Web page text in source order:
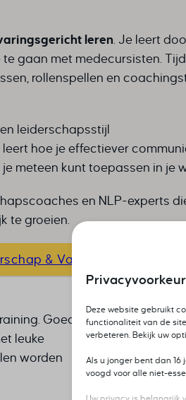
leren. Je leert
gaan met medecursisten.
rollenspellen en
leiderschapsstijl
hoe je effectiever
meteen kunt toepassen in je
en NLP-experts
te groeien.
& Vaardigheden
Goede
leuke
worden
en toe
We
Deze website gebruikt
functionaliteit van de
verbeteren. Bekijk uw
Als u jonger bent dan
voogd voor alle niet-